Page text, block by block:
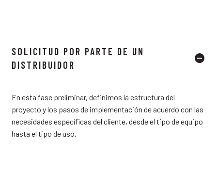
SOLICITUD POR PARTE DE UN
DISTRIBUIDOR
En esta fase preliminar, definimos la estructura del
proyecto y los pasos de implementación de acuerdo con las
necesidades específicas del cliente, desde el tipo de equipo
hasta el tipo de uso.